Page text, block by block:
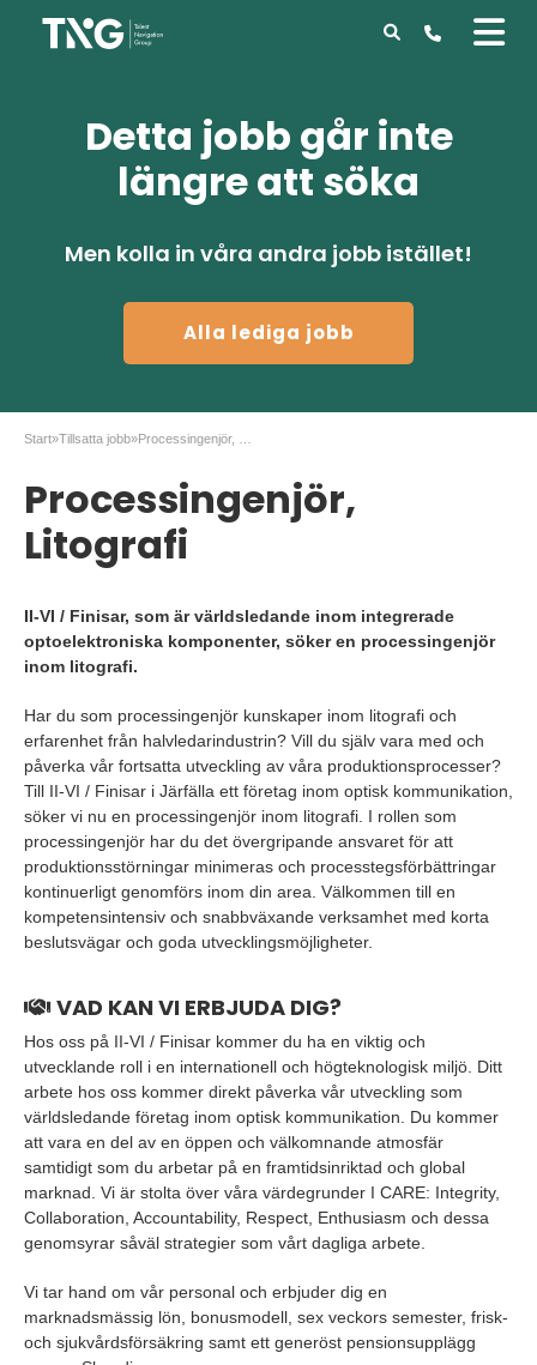
Detta jobb går inte
längre att söka
Men kolla in våra andra jobb istället!
Alla lediga jobb
Start»Tillsatta jobb»
Processingenjör,
Litografi
II-VI / Finisar, som är världsledande inom integrerade
optoelektroniska komponenter, söker en processingenjör
inom litografi.
Har du som processingenjör kunskaper inom litografi och
erfarenhet från halvledarindustrin? Vill du själv vara med och
påverka vår fortsatta utveckling av våra produktionsprocesser?
Till II-VI / Finisar i Järfälla ett företag inom optisk kommunikation,
söker vi nu en processingenjör inom litografi. I rollen som
processingenjör har du det övergripande ansvaret för att
produktionsstörningar minimeras och processtegsförbättringar
kontinuerligt genomförs inom din area. Välkommen till en
kompetensintensiv och snabbväxande verksamhet med korta
beslutsvägar och goda utvecklingsmöjligheter.
VAD KAN VI ERBJUDA DIG?
Hos oss på II-VI / Finisar kommer du ha en viktig och
utvecklande roll i en internationell och högteknologisk miljö. Ditt
arbete hos oss kommer direkt påverka vår utveckling som
världsledande företag inom optisk kommunikation. Du kommer
att vara en del av en öppen och välkomnande atmosfär
samtidigt som du arbetar på en framtidsinriktad och global
marknad. Vi är stolta över våra värdegrunder I CARE: Integrity,
Collaboration, Accountability, Respect, Enthusiasm och dessa
genomsyrar såväl strategier som vårt dagliga arbete.
Vi tar hand om vår personal och erbjuder dig en
marknadsmässig lön, bonusmodell, sex veckors semester, frisk-
och sjukvårdsförsäkring samt ett generöst pensionsupplägg